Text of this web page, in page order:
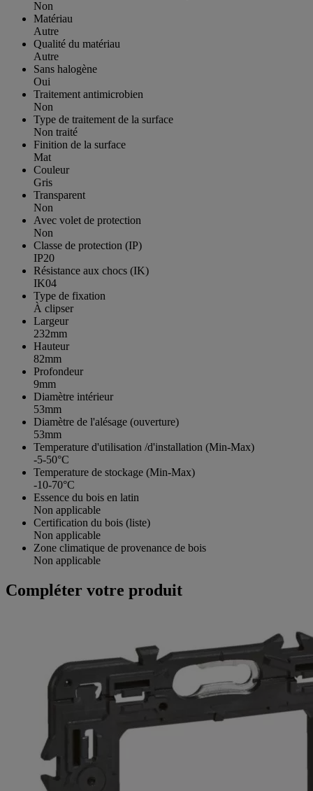
Non
Matériau
Autre
Qualité du matériau
Autre
Sans halogène
Oui
Traitement antimicrobien
Non
Type de traitement de la surface
Non traité
Finition de la surface
Mat
Couleur
Gris
Transparent
Non
Avec volet de protection
Non
Classe de protection (IP)
IP20
Résistance aux chocs (IK)
IK04
Type de fixation
À clipser
Largeur
232mm
Hauteur
82mm
Profondeur
9mm
Diamètre intérieur
53mm
Diamètre de l'alésage (ouverture)
53mm
Temperature d'utilisation /d'installation (Min-Max)
-5-50°C
Temperature de stockage (Min-Max)
-10-70°C
Essence du bois en latin
Non applicable
Certification du bois (liste)
Non applicable
Zone climatique de provenance de bois
Non applicable
Compléter votre produit